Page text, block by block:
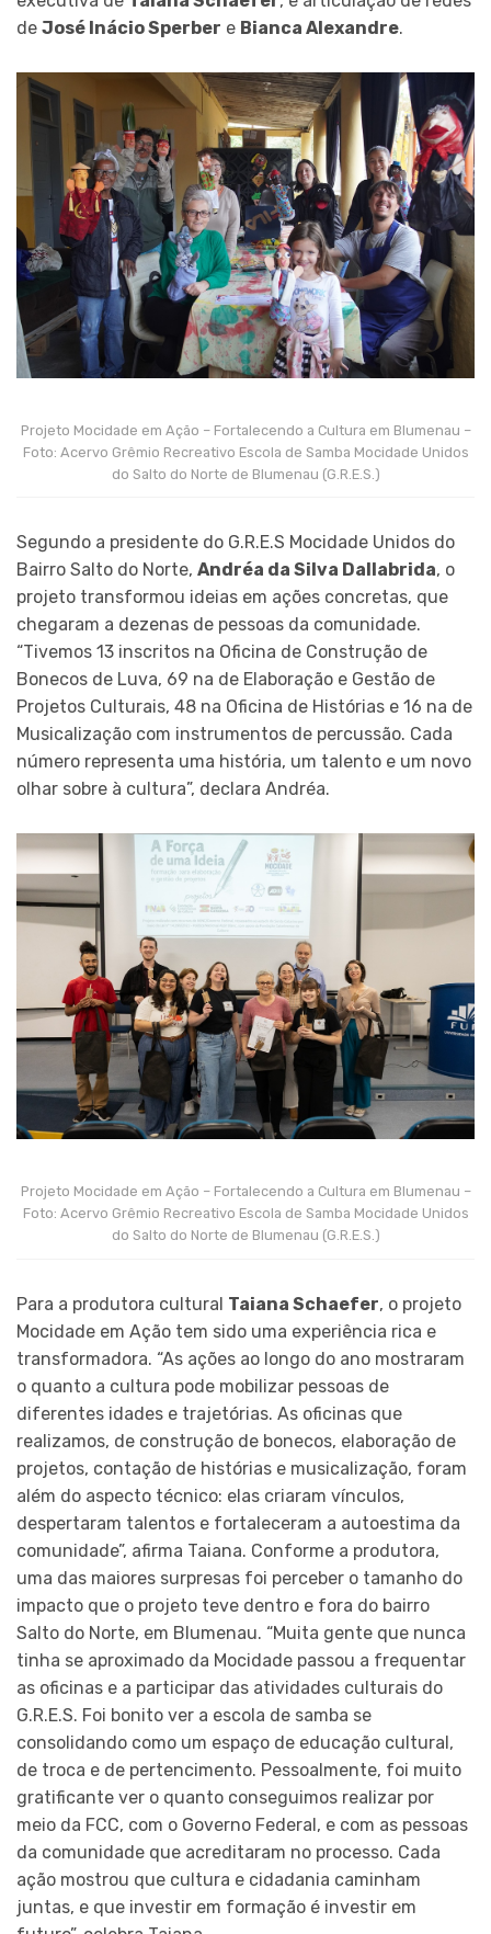
de José Inácio Sperber e Bianca Alexandre.
Projeto Mocidade em Ação – Fortalecendo a Cultura em Blumenau –
Foto: Acervo Grêmio Recreativo Escola de Samba Mocidade Unidos
do Salto do Norte de Blumenau (G.R.E.S.)
Segundo a presidente do G.R.E.S Mocidade Unidos do
Bairro Salto do Norte, Andréa da Silva Dallabrida, o
projeto transformou ideias em ações concretas, que
chegaram a dezenas de pessoas da comunidade.
“Tivemos 13 inscritos na Oficina de Construção de
Bonecos de Luva, 69 na de Elaboração e Gestão de
Projetos Culturais, 48 na Oficina de Histórias e 16 na de
Musicalização com instrumentos de percussão. Cada
número representa uma história, um talento e um novo
olhar sobre à cultura”, declara Andréa.
Projeto Mocidade em Ação – Fortalecendo a Cultura em Blumenau –
Foto: Acervo Grêmio Recreativo Escola de Samba Mocidade Unidos
do Salto do Norte de Blumenau (G.R.E.S.)
Para a produtora cultural Taiana Schaefer, o projeto
Mocidade em Ação tem sido uma experiência rica e
transformadora. “As ações ao longo do ano mostraram
o quanto a cultura pode mobilizar pessoas de
diferentes idades e trajetórias. As oficinas que
realizamos, de construção de bonecos, elaboração de
projetos, contação de histórias e musicalização, foram
além do aspecto técnico: elas criaram vínculos,
despertaram talentos e fortaleceram a autoestima da
comunidade”, afirma Taiana. Conforme a produtora,
uma das maiores surpresas foi perceber o tamanho do
impacto que o projeto teve dentro e fora do bairro
Salto do Norte, em Blumenau. “Muita gente que nunca
tinha se aproximado da Mocidade passou a frequentar
as oficinas e a participar das atividades culturais do
G.R.E.S. Foi bonito ver a escola de samba se
consolidando como um espaço de educação cultural,
de troca e de pertencimento. Pessoalmente, foi muito
gratificante ver o quanto conseguimos realizar por
meio da FCC, com o Governo Federal, e com as pessoas
da comunidade que acreditaram no processo. Cada
ação mostrou que cultura e cidadania caminham
juntas, e que investir em formação é investir em